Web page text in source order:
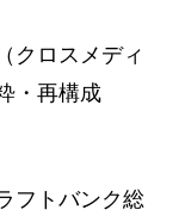
クロスメディ
・再構成
フトバンク総